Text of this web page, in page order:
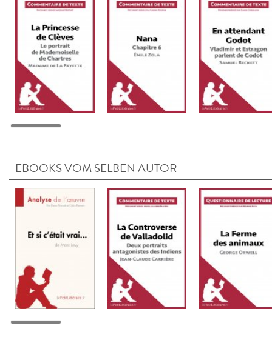
EBOOKS VOM SELBEN AUTOR